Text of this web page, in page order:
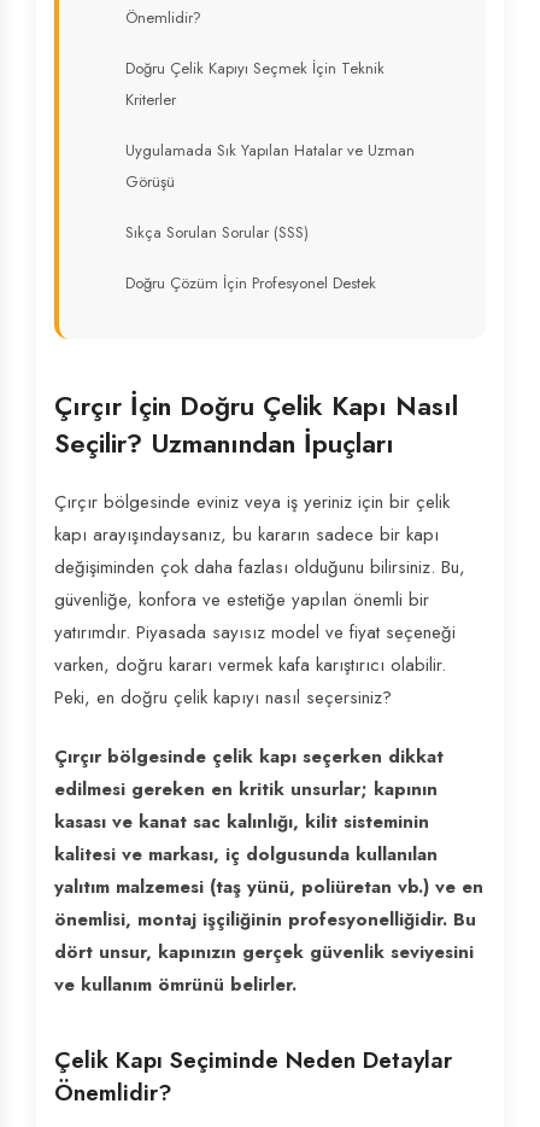
Önemlidir?
Doğru Çelik Kapıyı Seçmek İçin Teknik
Kriterler
Uygulamada Sık Yapılan Hatalar ve Uzman
Görüşü
Sıkça Sorulan Sorular (SSS)
Doğru Çözüm İçin Profesyonel Destek
Çırçır İçin Doğru Çelik Kapı Nasıl
Seçilir? Uzmanından İpuçları
Çırçır bölgesinde eviniz veya iş yeriniz için bir çelik
kapı arayışındaysanız, bu kararın sadece bir kapı
değişiminden çok daha fazlası olduğunu bilirsiniz. Bu,
güvenliğe, konfora ve estetiğe yapılan önemli bir
yatırımdır. Piyasada sayısız model ve fiyat seçeneği
varken, doğru kararı vermek kafa karıştırıcı olabilir.
Peki, en doğru çelik kapıyı nasıl seçersiniz?
Çırçır bölgesinde çelik kapı seçerken dikkat
edilmesi gereken en kritik unsurlar; kapının
kasası ve kanat sac kalınlığı, kilit sisteminin
kalitesi ve markası, iç dolgusunda kullanılan
yalıtım malzemesi (taş yünü, poliüretan vb.) ve en
önemlisi, montaj işçiliğinin profesyonelliğidir. Bu
dört unsur, kapınızın gerçek güvenlik seviyesini
ve kullanım ömrünü belirler.
Çelik Kapı Seçiminde Neden Detaylar
Önemlidir?